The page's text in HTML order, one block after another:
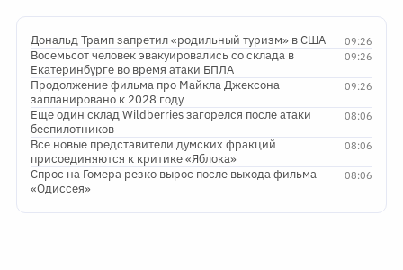
09:26
Дональд Трамп запретил «родильный туризм» в США
09:26
Восемьсот человек эвакуировались со склада в
Екатеринбурге во время атаки БПЛА
09:26
Продолжение фильма про Майкла Джексона
запланировано к 2028 году
08:06
Еще один склад Wildberries загорелся после атаки
беспилотников
08:06
Все новые представители думских фракций
присоединяются к критике «Яблока»
08:06
Спрос на Гомера резко вырос после выхода фильма
«Одиссея»